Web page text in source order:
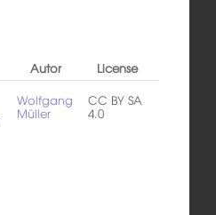
Autor
License
Wolfgang
Müller
CC BY SA
4.0